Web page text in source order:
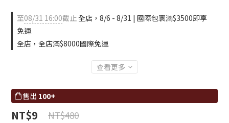
至08/31 16:00截止全店，8/6 - 8/31 | 國際包裹滿$3500即享
免運
全店，全店滿$8000國際免運
查看更多
售出 100+
NT$9 NT$480